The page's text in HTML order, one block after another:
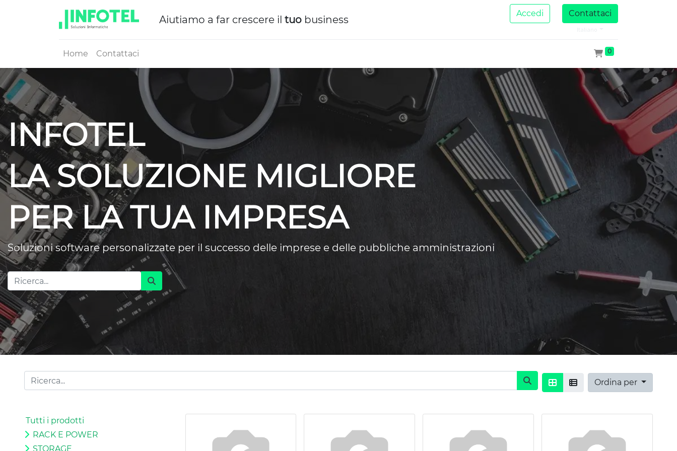
Aiutiamo a far crescere il tuo business
Accedi Contattaci
Home Contattaci 0
INFOTEL
LA SOLUZIONE MIGLIORE
PER LA TUA IMPRESA
Soluzioni software personalizzate per il successo delle imprese e delle pubbliche amministrazioni
Ordina per
Tutti i prodotti
RACK E POWER
STORAGE